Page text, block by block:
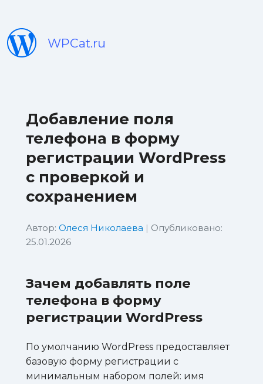
WPCat.ru
Добавление поля
телефона в форму
регистрации WordPress
с проверкой и
сохранением
Автор: Олеся Николаева | Опубликовано:
25.01.2026
Зачем добавлять поле
телефона в форму
регистрации WordPress
По умолчанию WordPress предоставляет
базовую форму регистрации с
минимальным набором полей: имя